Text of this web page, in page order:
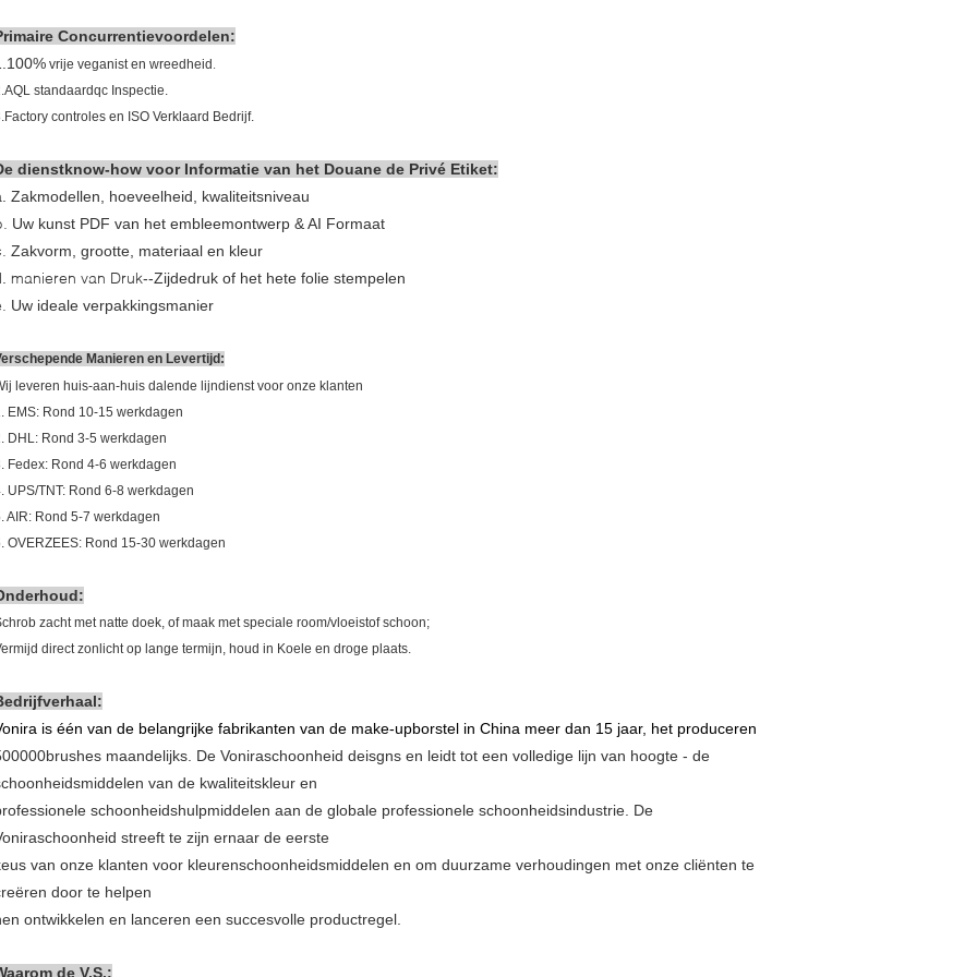
Concurrentievoordelen:
vrije veganist en wreedheid .
standaardqc Inspectie.
controles en ISO Verklaard Bedrijf.
dienstknow-how voor Informatie van het Douane de Privé Etiket:
Zakmodellen, hoeveelheid, kwaliteitsniveau
Uw kunst PDF van het embleemontwerp & AI Formaat
Zakvorm, grootte, materiaal en kleur
manieren van Druk--Zijdedruk of het hete folie stempelen
Uw ideale verpakkingsmanier
Manieren en Levertijd:
leveren huis-aan-huis dalende lijndienst voor onze klanten
EMS: Rond 10-15 werkdagen
DHL: Rond 3-5 werkdagen
Fedex: Rond 4-6 werkdagen
UPS/TNT: Rond 6-8 werkdagen
AIR: Rond 5-7 werkdagen
OVERZEES: Rond 15-30 werkdagen
zacht met natte doek, of maak met speciale room/vloeistof schoon;
direct zonlicht op lange termijn, houd in Koele en droge plaats.
is één van de belangrijke fabrikanten van de make-upborstel in China meer dan 15 jaar, het produceren
maandelijks. De Voniraschoonheid deisgns en leidt tot een volledige lijn van hoogte - de
van de kwaliteitskleur en
schoonheidshulpmiddelen aan de globale professionele schoonheidsindustrie. De
streeft te zijn ernaar de eerste
van onze klanten voor kleurenschoonheidsmiddelen en om duurzame verhoudingen met onze cliënten te
door te helpen
ontwikkelen en lanceren een succesvolle productregel.
de V.S.: